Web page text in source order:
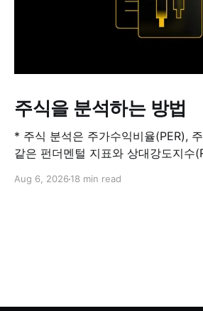
주식을 분석하는 방법
* 주식 분석은 주가수익비율(PER),
같은 펀더멘털 지표와 상대강도지수
는지, 저평가됐는지를 판단하는 과정
Aug 6, 2026 18 min read